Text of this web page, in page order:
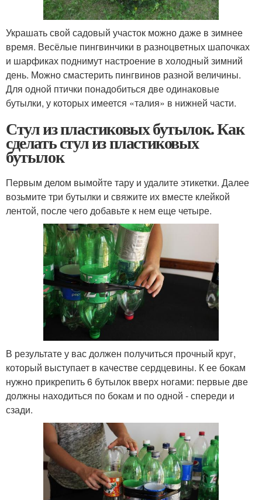
Украшать свой садовый участок можно даже в зимнее
время. Весёлые пингвинчики в разноцветных шапочках
и шарфиках поднимут настроение в холодный зимний
день. Можно смастерить пингвинов разной величины.
Для одной птички понадобиться две одинаковые
бутылки, у которых имеется «талия» в нижней части.
Стул из пластиковых бутылок. Как
сделать стул из пластиковых
бутылок
Первым делом вымойте тару и удалите этикетки. Далее
возьмите три бутылки и свяжите их вместе клейкой
лентой, после чего добавьте к нем еще четыре.
В результате у вас должен получиться прочный круг,
который выступает в качестве сердцевины. К ее бокам
нужно прикрепить 6 бутылок вверх ногами: первые две
должны находиться по бокам и по одной - спереди и
сзади.